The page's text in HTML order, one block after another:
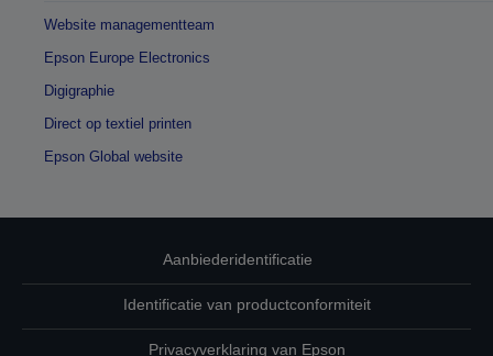
Website managementteam
Epson Europe Electronics
Digigraphie
Direct op textiel printen
Epson Global website
Aanbiederidentificatie
Identificatie van productconformiteit
Privacyverklaring van Epson